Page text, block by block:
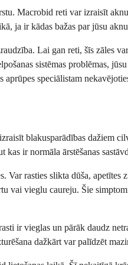
Macrobid reti var izraisīt
ja ir kādas bažas par jūsu
Lai gan reti, šīs zāles
sistēmas problēmas,
speciālistam
blakusparādības dažiem
ir normāla ārstēšanas
Var rasties slikta dūša,
vai vieglu caureju. Šie
ir vieglas un pārāk daudz
dažkārt var palīdzēt